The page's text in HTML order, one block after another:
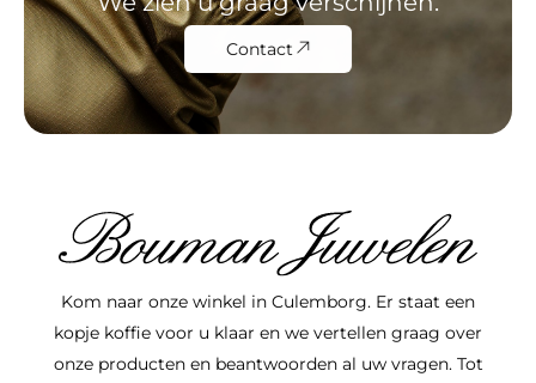
Contact
Kom naar onze winkel in Culemborg. Er staat een
kopje koffie voor u klaar en we vertellen graag over
onze producten en beantwoorden al uw vragen. Tot